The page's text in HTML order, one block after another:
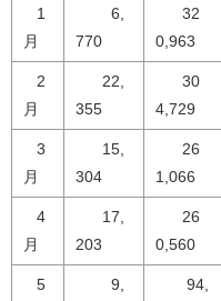
1
月
6,
770
32
0,963
2
月
22,
355
30
4,729
3
月
15,
304
26
1,066
4
月
17,
203
26
0,560
5
9,
94,